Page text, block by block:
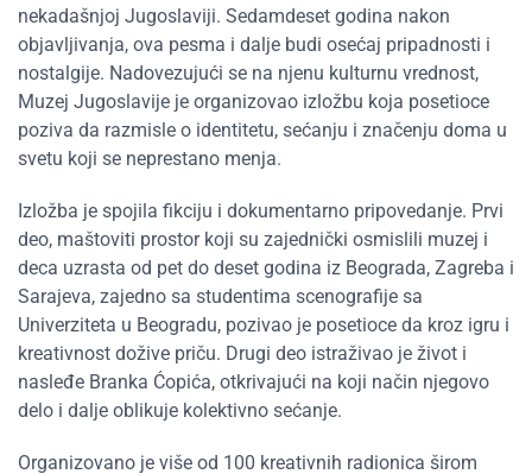
nekadašnjoj Jugoslaviji. Sedamdeset godina nakon
objavljivanja, ova pesma i dalje budi osećaj pripadnosti i
nostalgije. Nadovezujući se na njenu kulturnu vrednost,
Muzej Jugoslavije je organizovao izložbu koja posetioce
poziva da razmisle o identitetu, sećanju i značenju doma u
svetu koji se neprestano menja.
Izložba je spojila fikciju i dokumentarno pripovedanje. Prvi
deo, maštoviti prostor koji su zajednički osmislili muzej i
deca uzrasta od pet do deset godina iz Beograda, Zagreba i
Sarajeva, zajedno sa studentima scenografije sa
Univerziteta u Beogradu, pozivao je posetioce da kroz igru i
kreativnost dožive priču. Drugi deo istraživao je život i
nasleđe Branka Ćopića, otkrivajući na koji način njegovo
delo i dalje oblikuje kolektivno sećanje.
Organizovano je više od 100 kreativnih radionica širom